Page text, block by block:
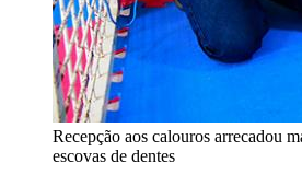
Recepção aos calouros arrecadou
escovas de dentes